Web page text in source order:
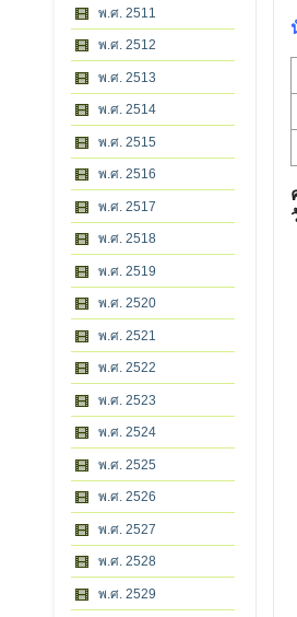
พ.ศ. 2511
พ.ศ. 2512
พ.ศ. 2513
พ.ศ. 2514
พ.ศ. 2515
พ.ศ. 2516
พ.ศ. 2517
พ.ศ. 2518
พ.ศ. 2519
พ.ศ. 2520
พ.ศ. 2521
พ.ศ. 2522
พ.ศ. 2523
พ.ศ. 2524
พ.ศ. 2525
พ.ศ. 2526
พ.ศ. 2527
พ.ศ. 2528
พ.ศ. 2529